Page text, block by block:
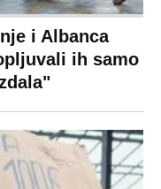
Uslovi korišćenja
Politika privatnosti
Terms of service